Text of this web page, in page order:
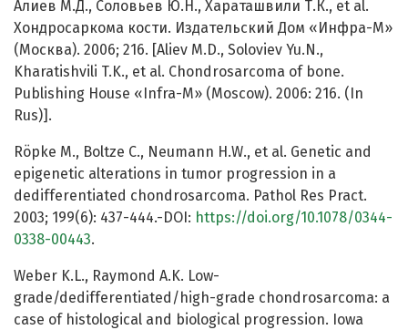
Алиев М.Д., Соловьев Ю.Н., Хараташвили Т.К., et al.
Хондросаркома кости. Издательский Дом «Инфра-М»
(Москва). 2006; 216. [Aliev M.D., Soloviev Yu.N.,
Kharatishvili T.K., et al. Chondrosarcoma of bone.
Publishing House «Infra-M» (Moscow). 2006: 216. (In
Rus)].
Röpke M., Boltze C., Neumann H.W., et al. Genetic and
epigenetic alterations in tumor progression in a
dedifferentiated chondrosarcoma. Pathol Res Pract.
2003; 199(6): 437-444.-DOI: https://doi.org/10.1078/0344-
0338-00443.
Weber K.L., Raymond A.K. Low-
grade/dedifferentiated/high-grade chondrosarcoma: a
case of histological and biological progression. Iowa